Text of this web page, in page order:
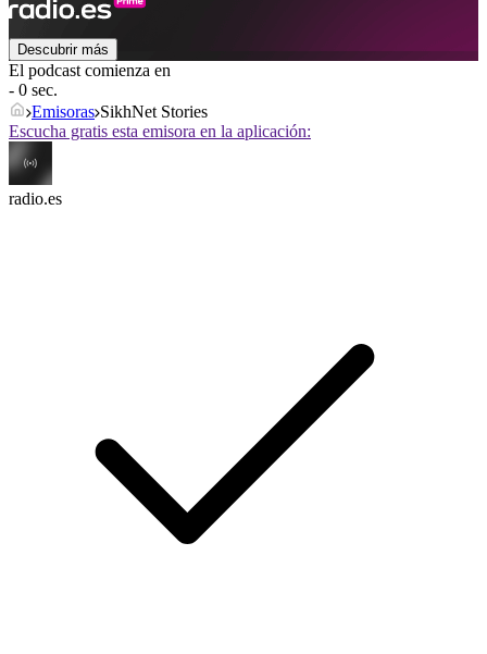
Descubrir más
El podcast comienza en
- 0 sec.
Emisoras SikhNet Stories
Escucha gratis esta emisora en la aplicación:
radio.es